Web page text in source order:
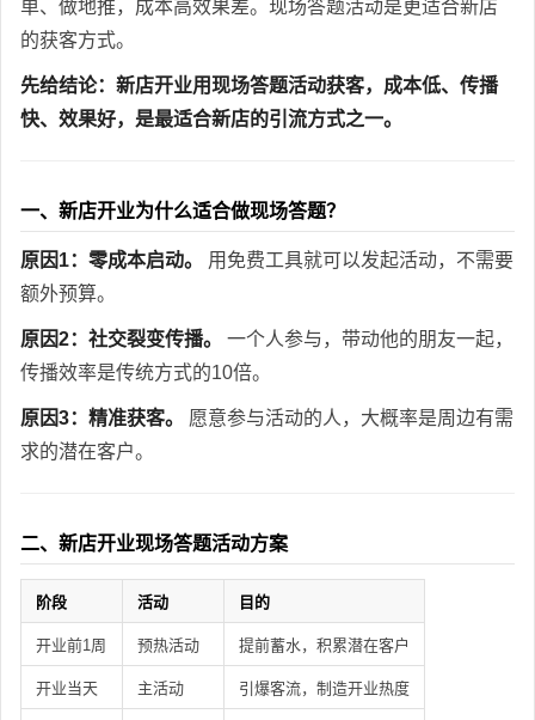
单、做地推，成本高效果差。现场答题活动是更适合新店
的获客方式。
先给结论：新店开业用现场答题活动获客，成本低、传播
快、效果好，是最适合新店的引流方式之一。
一、新店开业为什么适合做现场答题？
原因1：零成本启动。
用免费工具就可以发起活动，不需要
额外预算。
原因2：社交裂变传播。
一个人参与，带动他的朋友一起，
传播效率是传统方式的10倍。
原因3：精准获客。
愿意参与活动的人，大概率是周边有需
求的潜在客户。
二、新店开业现场答题活动方案
阶段 活动 目的
开业前1周 预热活动 提前蓄水，积累潜在客户
开业当天 主活动 引爆客流，制造开业热度